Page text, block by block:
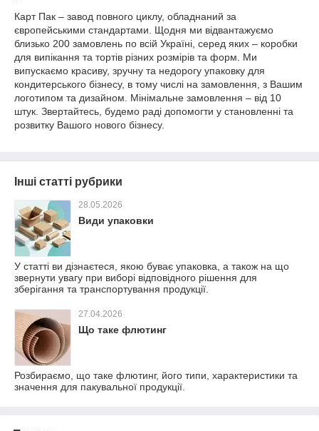
Карт Пак – завод повного циклу, обладнаний за
європейськими стандартами. Щодня ми відвантажуємо
близько 200 замовлень по всій Україні, серед яких – коробки
для випікання та тортів різних розмірів та форм. Ми
випускаємо красиву, зручну та недорогу упаковку для
кондитерського бізнесу, в тому числі на замовлення, з Вашим
логотипом та дизайном. Мінімальне замовлення – від 10
штук. Звертайтесь, будемо раді допомогти у становленні та
розвитку Вашого нового бізнесу.
Інші статті рубрики
28.05.2026
Види упаковки
У статті ви дізнаєтеся, якою буває упаковка, а також на що
звернути увагу при виборі відповідного рішення для
зберігання та транспортування продукції.
27.04.2026
Що таке флютинг
Розбираємо, що таке флютинг, його типи, характеристики та
значення для пакувальної продукції.